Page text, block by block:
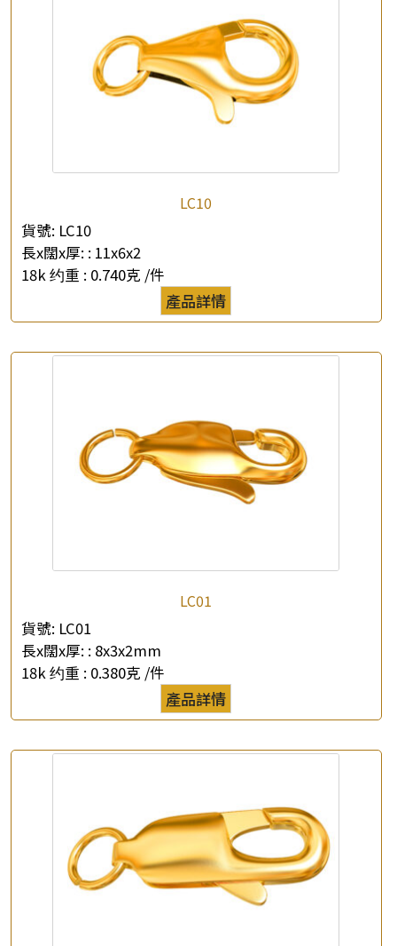
產品查詢
*你的名字
聯絡電話
LC10
貨號: LC10
長x闊x厚: : 11x6x2
18k 约重 : 0.740克 /件
產品詳情
LC01
貨號: LC01
長x闊x厚: : 8x3x2mm
18k 约重 : 0.380克 /件
產品詳情